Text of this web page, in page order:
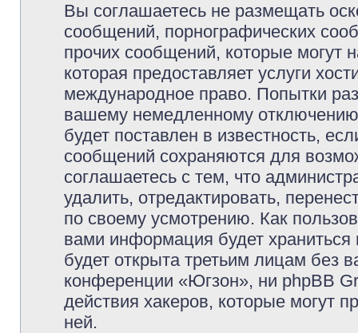
Вы соглашаетесь не размещать
сообщений, порнографических
прочих сообщений, которые могут
которая предоставляет услуги
международное право. Попытки
вашему немедленному
будет поставлен в известность,
сообщений сохраняются для
соглашаетесь с тем, что
удалить, отредактировать,
по своему усмотрению. Как
вами информация будет
будет открыта третьим лицам без
конференции «Югзон», ни phpBB
действия хакеров, которые могут
ней.